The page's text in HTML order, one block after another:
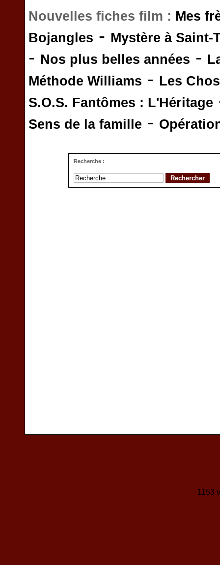
Nouvelles fiches film : Mes
Bojangles - Mystère à Saint-
- Nos plus belles années -
Méthode Williams - Les
S.O.S. Fantômes : L'Héritage
Sens de la famille -
Recherche :
1153